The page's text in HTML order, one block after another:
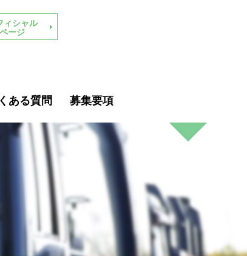
ィシャル
ページ
ある質問 募集要項